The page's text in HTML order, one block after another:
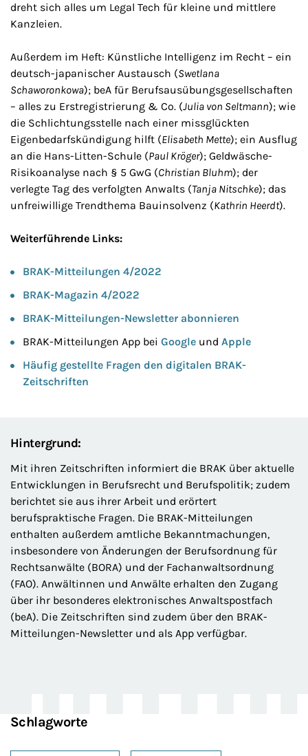
dreht sich alles um Legal Tech für kleine und mittlere
Kanzleien.
Außerdem im Heft: Künstliche Intelligenz im Recht – ein
deutsch-japanischer Austausch (Swetlana
Schaworonkowa); beA für Berufsausübungsgesellschaften
– alles zu Erstregistrierung & Co. (Julia von Seltmann); wie
die Schlichtungsstelle nach einer missglückten
Eigenbedarfskündigung hilft (Elisabeth Mette); ein Ausflug
an die Hans-Litten-Schule (Paul Kröger); Geldwäsche-
Risikoanalyse nach § 5 GwG (Christian Bluhm); der
verlegte Tag des verfolgten Anwalts (Tanja Nitschke); das
unfreiwillige Trendthema Bauinsolvenz (Kathrin Heerdt).
Weiterführende Links:
BRAK-Mitteilungen 4/2022
BRAK-Magazin 4/2022
BRAK-Mitteilungen-Newsletter abonnieren
BRAK-Mitteilungen App bei Google und Apple
Häufig gestellte Fragen den digitalen BRAK-
Zeitschriften
Hintergrund:
Mit ihren Zeitschriften informiert die BRAK über aktuelle
Entwicklungen in Berufsrecht und Berufspolitik; zudem
berichtet sie aus ihrer Arbeit und erörtert
berufspraktische Fragen. Die BRAK-Mitteilungen
enthalten außerdem amtliche Bekanntmachungen,
insbesondere von Änderungen der Berufsordnung für
Rechtsanwälte (BORA) und der Fachanwaltsordnung
(FAO). Anwältinnen und Anwälte erhalten den Zugang
über ihr besonderes elektronisches Anwaltspostfach
(beA). Die Zeitschriften sind zudem über den BRAK-
Mitteilungen-Newsletter und als App verfügbar.
Schlagworte